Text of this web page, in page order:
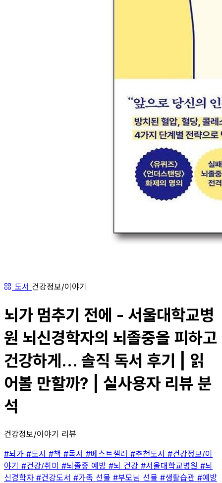
도서 건강정보/이야기
뇌가 멈추기 전에 - 서울대학교병
원 뇌신경학자의 뇌졸중을 피하고
건강하게... 솔직 독서 후기 | 읽
어볼 만할까? | 실사용자 리뷰 분
석
건강정보/이야기 리뷰
#뇌가 #도서 #책 #독서 #베스트셀러 #추천도서 #건강정보/이
야기 #건강/취미 #뇌졸중 예방 #뇌 건강 #서울대학교병원 #뇌
신경학자 #건강도서 #가족 선물 #부모님 선물 #생활습관 #예방